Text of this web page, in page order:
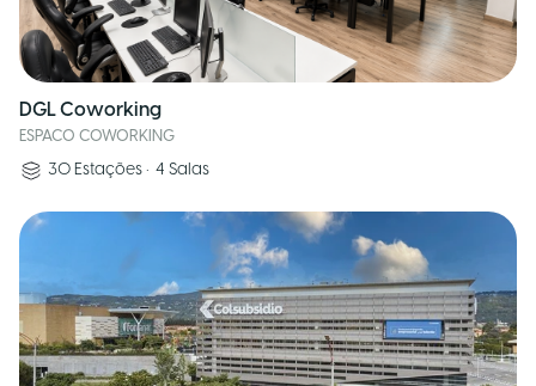
DGL Coworking
ESPACO COWORKING
30 Estações • 4 Salas